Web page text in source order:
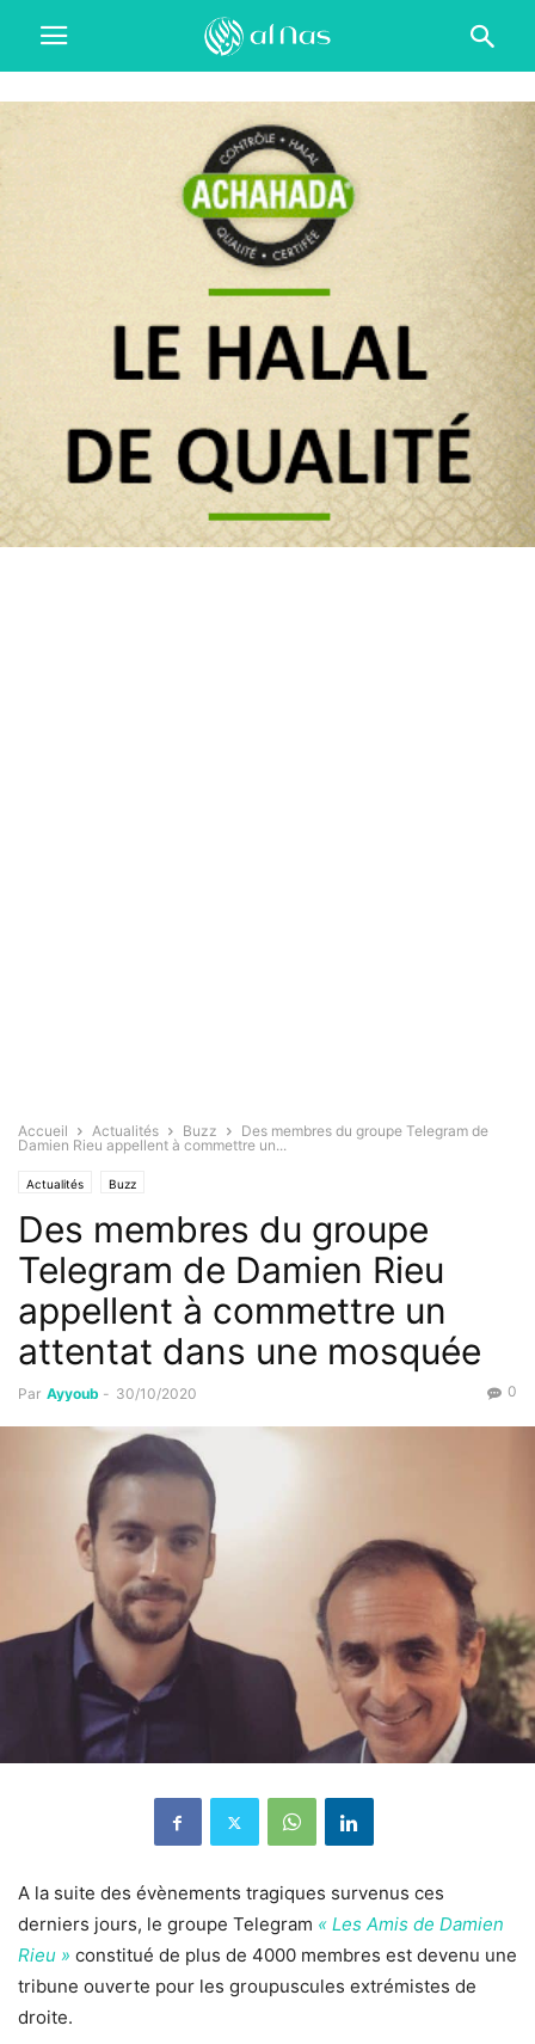
Accueil Actualités Buzz
Des membres du groupe Telegram de
Damien Rieu appellent à commettre un...
Actualités Buzz
Des membres du groupe
Telegram de Damien Rieu
appellent à commettre un
attentat dans une mosquée
Par Ayyoub - 30/10/2020 0
A la suite des évènements tragiques survenus ces
derniers jours, le groupe Telegram « Les Amis de Damien
Rieu » constitué de plus de 4000 membres est devenu une
tribune ouverte pour les groupuscules extrémistes de
droite.